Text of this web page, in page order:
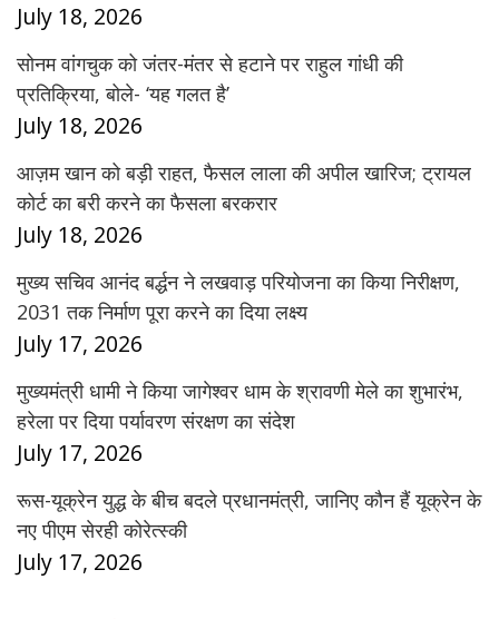
July 18, 2026
सोनम वांगचुक को जंतर-मंतर से हटाने पर राहुल गांधी की
प्रतिक्रिया, बोले- ‘यह गलत है’
July 18, 2026
आज़म खान को बड़ी राहत, फैसल लाला की अपील खारिज; ट्रायल
कोर्ट का बरी करने का फैसला बरकरार
July 18, 2026
मुख्य सचिव आनंद बर्द्धन ने लखवाड़ परियोजना का किया निरीक्षण,
2031 तक निर्माण पूरा करने का दिया लक्ष्य
July 17, 2026
मुख्यमंत्री धामी ने किया जागेश्वर धाम के श्रावणी मेले का शुभारंभ,
हरेला पर दिया पर्यावरण संरक्षण का संदेश
July 17, 2026
रूस-यूक्रेन युद्ध के बीच बदले प्रधानमंत्री, जानिए कौन हैं यूक्रेन के
नए पीएम सेरही कोरेत्स्की
July 17, 2026